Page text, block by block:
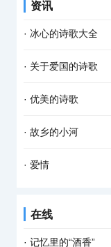
资讯
· 冰心的诗歌大全
1、假如我是个作家
说； 流水般过去了
· 关于爱国的诗歌
1、《一句话》 闻
默？ 说不定是突然
· 优美的诗歌
优美的诗歌：三月
仗 在巨幅的宽银幕
· 故乡的小河
故乡的小河 有急有
· 爱情
在线
· 记忆里的“酒香”